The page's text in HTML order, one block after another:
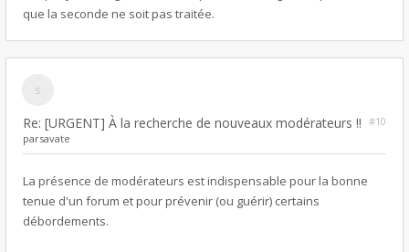
que la seconde ne soit pas traitée.
Re: [URGENT] À la recherche de nouveaux modérateurs !! #10
parsavate
La présence de modérateurs est indispensable pour la bonne
tenue d'un forum et pour prévenir (ou guérir) certains
débordements.